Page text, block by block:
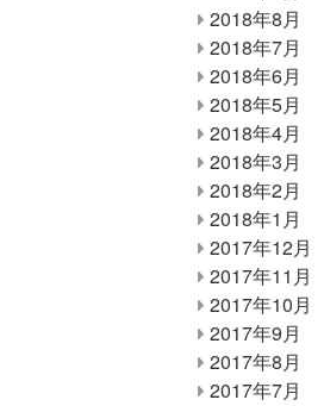
2018年8月
2018年7月
2018年6月
2018年5月
2018年4月
2018年3月
2018年2月
2018年1月
2017年12月
2017年11月
2017年10月
2017年9月
2017年8月
2017年7月